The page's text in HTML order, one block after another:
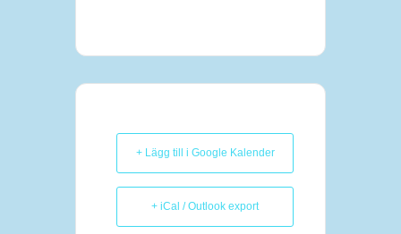
+ Lägg till i Google Kalender
+ iCal / Outlook export